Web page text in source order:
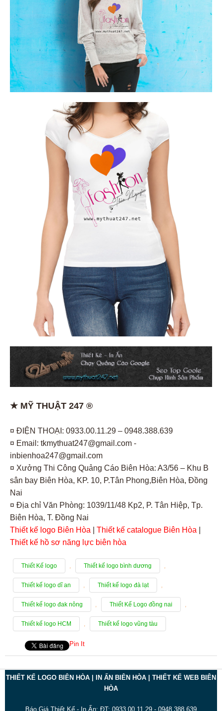
★ MỸ THUẬT 247 ®
¤ ĐIỆN THOẠI: 0933.00.11.29 – 0948.388.639
¤ Email: tkmythuat247@gmail.com -
inbienhoa247@gmail.com
¤ Xưởng Thi Công Quảng Cáo Biên Hòa: A3/56 – Khu B
sân bay Biên Hòa, KP. 10, P.Tân Phong,Biên Hòa, Đồng
Nai
¤ Địa chỉ Văn Phòng: 1039/11/48 Kp2, P. Tân Hiệp, Tp.
Biên Hòa, T. Đồng Nai
Thiết kế logo Biên Hòa
Thiết kế catalogue Biên Hòa
Thiết kế hồ sơ năng lực biên hòa
Thiết Kế logo , Thiết kế logo bình dương ,
Thiết kế logo dĩ an , Thiết kế logo đà lạt ,
Thiết kế logo đak nông , Thiết Kế Logo đồng nai ,
Thiết kế logo HCM , Thiết kế logo vũng tàu
Pin It
THIẾT KẾ LOGO BIÊN HÒA | IN ẤN BIÊN HÒA | THIẾT KẾ WEB BIÊN
HÒA
Báo Giá Thiết Kế - In Ấn: ĐT: 0933.00.11.29 - 0948.388.639